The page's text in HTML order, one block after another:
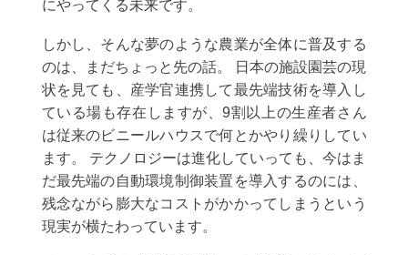
にやってくる未来です。
しかし、そんな夢のような農業が全体に普及する
のは、まだちょっと先の話。 日本の施設園芸の現
状を見ても、産学官連携して最先端技術を導入し
ている場も存在しますが、9割以上の生産者さん
は従来のビニールハウスで何とかやり繰りしてい
ます。 テクノロジーは進化していっても、今はま
だ最先端の自動環境制御装置を導入するのには、
残念ながら膨大なコストがかかってしまうという
現実が横たわっています。